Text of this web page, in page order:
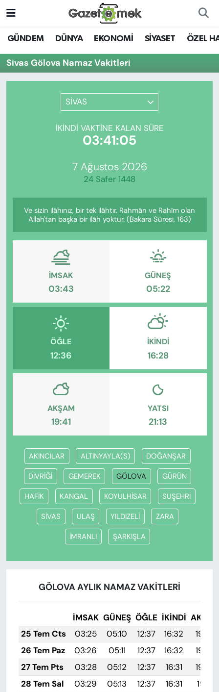
GÜNDEM DÜNYA EKONOMİ SİYASET ÖZEL
Sivas Gölova Namaz Vakitleri
SİVAS
İKINDI VAKTINE KALAN SÜRE
03:41:05
7 Ağustos 2026
24 Safer 1448
Ve sizin ilâhınız, bir tek ilâhtır. Rahmân ve Rahîm olan
Allah'tan başka bir ilâh yoktur. (Bakara Sûresi, 163)
İMSAK
03:43
GÜNEŞ
05:22
ÖĞLE
12:36
İKINDI
16:28
AKŞAM
19:41
YATSI
21:13
AKINCILAR ALTINYAYLA(S) DOĞANŞAR
DİVRİĞİ GEMEREK GÖLOVA GÜRÜN
HAFİK KANGAL KOYULHİSAR SUŞEHRİ
SİVAS ULAŞ YILDIZELİ ZARA
İMRANLI ŞARKIŞLA
GÖLOVA AYLIK NAMAZ VAKITLERI
İMSAK GÜNEŞ ÖĞLE İKINDI
25 Tem Cts
03:25 05:10 12:37 16:32
19:54
26 Tem Paz
03:26 05:11 12:37 16:32
19:53
27 Tem Pts
03:28 05:12 12:37 16:31
19:52
28 Tem Sal
03:29 05:13 12:37 16:31
19:51
DÜNYA
EKONOMİ
YENİ MEDYADA EMEK
GAZETECİLİĞİNİ GELİŞTİRMEK
EĞİTİM
KADIN
SPOR
MAGAZİN
YAZAR KÖŞESİ
VAN VE DİYARBAKIR HABERLERİ
Nöbetçi Eczaneler
Hava Durumu
Trafik Durumu
Süper Lig Puan Durumu ve Fikstür
Tüm Manşetler
Haber Arşivi